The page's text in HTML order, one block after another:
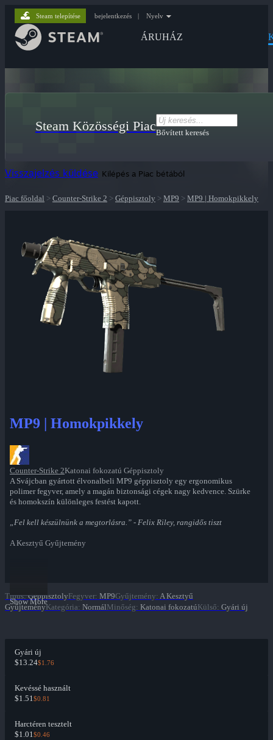
ÁRUHÁZ
Steam telepítése bejelentkezés | Nyelv
Steam Közösségi PiacBővített keresés
Visszajelzés küldése Kilépés a Piac bétából
Piac főoldal > Counter-Strike 2 > Géppisztoly > MP9 > MP9 | Homokpikkely
MP9 | Homokpikkely
Counter-Strike 2Katonai fokozatú Géppisztoly
A Svájcban gyártott élvonalbeli MP9 géppisztoly egy ergonomikus
polimer fegyver, amely a magán biztonsági cégek nagy kedvence. Szürke
és homokszín különleges festést kapott.
„Fel kell készülnünk a megtorlásra.” - Felix Riley, rangidős tiszt
A Kesztyű Gyűjtemény
Show More
Típus: GéppisztolyFegyver: MP9Gyűjtemény: A Kesztyű
GyűjteményKategória: NormálMinőség: Katonai fokozatúKülső: Gyári új
Gyári új
$13.24$1.76
Kevéssé használt
$1.51$0.81
Harctéren tesztelt
$1.01$0.46